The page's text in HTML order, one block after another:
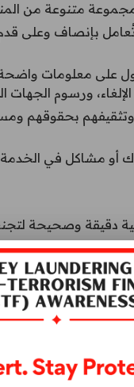
متنوعة من
بإنصاف وعلى قدم
على معلومات واضحة
ورسوم الجهات
بحقوقهم
دقيقة وصحيحة
أي عواقب ناتجة
أن توقيعك يؤكد
معاملاتك
بها، فأبلغنا